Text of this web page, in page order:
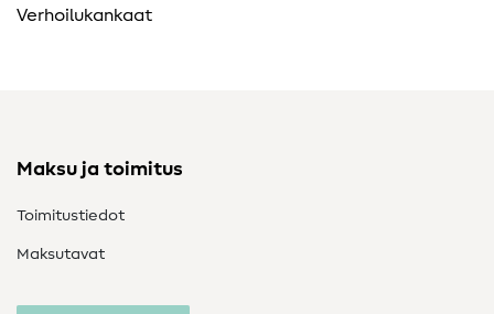
Verhoilukankaat
Maksu ja toimitus
Toimitustiedot
Maksutavat